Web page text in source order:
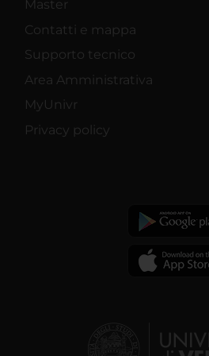
Master
Contatti e mappa
Supporto tecnico
Area Amministrativa
MyUnivr
Privacy policy